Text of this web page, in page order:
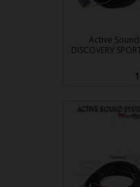
Active Sound
DISCOVERY